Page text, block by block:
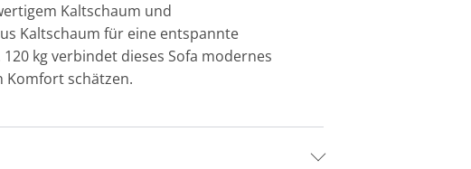
Kaltschaum und
Kaltschaum für eine entspannte
kg verbindet dieses Sofa modernes
Komfort schätzen.